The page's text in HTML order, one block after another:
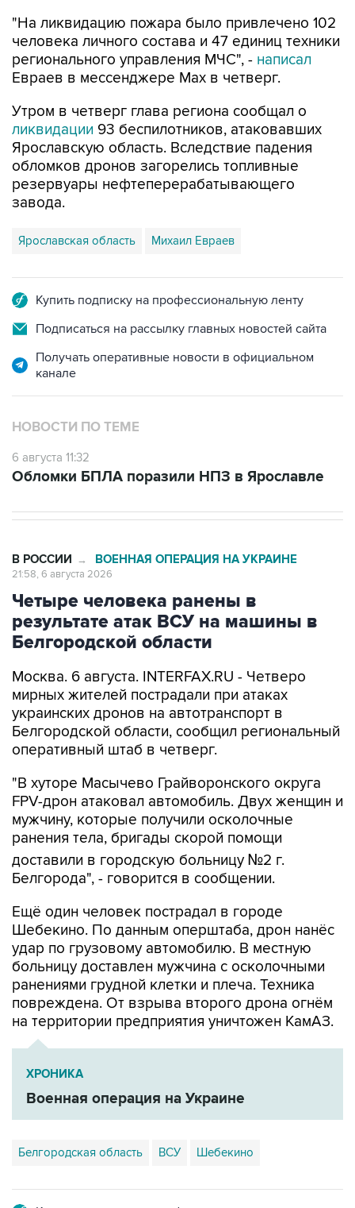
"На ликвидацию пожара было привлечено 102
человека личного состава и 47 единиц техники
регионального управления МЧС", - написал
Евраев в мессенджере Мах в четверг.
Утром в четверг глава региона сообщал о
ликвидации 93 беспилотников, атаковавших
Ярославскую область. Вследствие падения
обломков дронов загорелись топливные
резервуары нефтеперерабатывающего
завода.
Ярославская область Михаил Евраев
Купить подписку на профессиональную ленту
Подписаться на рассылку главных новостей сайта
Получать оперативные новости в официальном
канале
НОВОСТИ ПО ТЕМЕ
6 августа 11:32
Обломки БПЛА поразили НПЗ в Ярославле
В РОССИИ → ВОЕННАЯ ОПЕРАЦИЯ НА УКРАИНЕ
21:58, 6 августа 2026
Четыре человека ранены в
результате атак ВСУ на машины в
Белгородской области
Москва. 6 августа. INTERFAX.RU - Четверо
мирных жителей пострадали при атаках
украинских дронов на автотранспорт в
Белгородской области, сообщил региональный
оперативный штаб в четверг.
"В хуторе Масычево Грайворонского округа
FPV-дрон атаковал автомобиль. Двух женщин и
мужчину, которые получили осколочные
ранения тела, бригады скорой помощи
доставили в городскую больницу №2 г.
Белгорода", - говорится в сообщении.
Ещё один человек пострадал в городе
Шебекино. По данным оперштаба, дрон нанёс
удар по грузовому автомобилю. В местную
больницу доставлен мужчина с осколочными
ранениями грудной клетки и плеча. Техника
повреждена. От взрыва второго дрона огнём
на территории предприятия уничтожен КамАЗ.
ХРОНИКА
Военная операция на Украине
Белгородская область ВСУ Шебекино